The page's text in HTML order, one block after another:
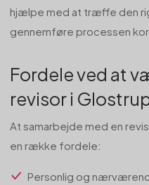
hjælpe med at træffe den
gennemføre processen
Fordele ved at
revisor i
At samarbejde med en
en række fordele:
Personlig og